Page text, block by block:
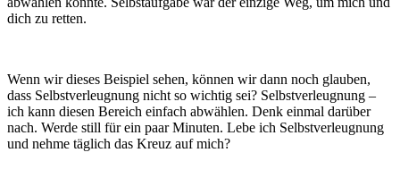
dich zu retten.
Wenn wir dieses Beispiel sehen, können wir dann noch glauben,
dass Selbstverleugnung nicht so wichtig sei? Selbstverleugnung –
ich kann diesen Bereich einfach abwählen. Denk einmal darüber
nach. Werde still für ein paar Minuten. Lebe ich Selbstverleugnung
und nehme täglich das Kreuz auf mich?